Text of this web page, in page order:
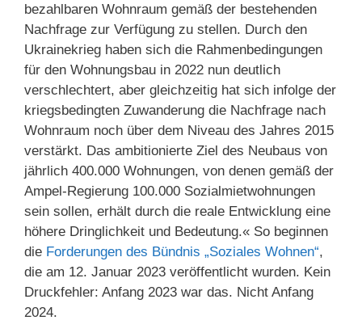
bezahlbaren Wohnraum gemäß der bestehenden
Nachfrage zur Verfügung zu stellen. Durch den
Ukrainekrieg haben sich die Rahmenbedingungen
für den Wohnungsbau in 2022 nun deutlich
verschlechtert, aber gleichzeitig hat sich infolge der
kriegsbedingten Zuwanderung die Nachfrage nach
Wohnraum noch über dem Niveau des Jahres 2015
verstärkt. Das ambitionierte Ziel des Neubaus von
jährlich 400.000 Wohnungen, von denen gemäß der
Ampel-Regierung 100.000 Sozialmietwohnungen
sein sollen, erhält durch die reale Entwicklung eine
höhere Dringlichkeit und Bedeutung.« So beginnen
die Forderungen des Bündnis „Soziales Wohnen“,
die am 12. Januar 2023 veröffentlicht wurden. Kein
Druckfehler: Anfang 2023 war das. Nicht Anfang
2024.